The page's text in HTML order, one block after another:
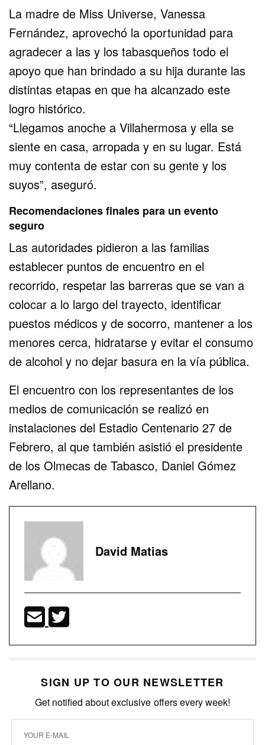
La madre de Miss Universe, Vanessa
Fernández, aprovechó la oportunidad para
agradecer a las y los tabasqueños todo el
apoyo que han brindado a su hija durante las
distintas etapas en que ha alcanzado este
logro histórico.
“Llegamos anoche a Villahermosa y ella se
siente en casa, arropada y en su lugar. Está
muy contenta de estar con su gente y los
suyos”, aseguró.
Recomendaciones finales para un evento
seguro
Las autoridades pidieron a las familias
establecer puntos de encuentro en el
recorrido, respetar las barreras que se van a
colocar a lo largo del trayecto, identificar
puestos médicos y de socorro, mantener a los
menores cerca, hidratarse y evitar el consumo
de alcohol y no dejar basura en la vía pública.
El encuentro con los representantes de los
medios de comunicación se realizó en
instalaciones del Estadio Centenario 27 de
Febrero, al que también asistió el presidente
de los Olmecas de Tabasco, Daniel Gómez
Arellano.
David Matias
SIGN UP TO OUR NEWSLETTER
Get notified about exclusive offers every week!